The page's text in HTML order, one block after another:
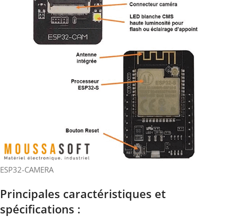
ESP32-CAMERA
Principales caractéristiques et
spécifications :